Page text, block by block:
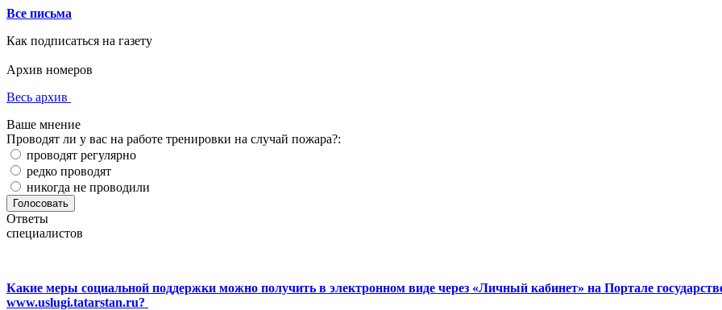
Все письма
Как подписаться на газету
Архив номеров
Весь архив
Ваше мнение
Проводят ли у вас на работе тренировки на случай пожара?:
проводят регулярно
редко проводят
никогда не проводили
Ответы
специалистов
Какие меры социальной поддержки можно получить в электронном виде через «Личный кабинет» на Портале
www.uslugi.tatarstan.ru?